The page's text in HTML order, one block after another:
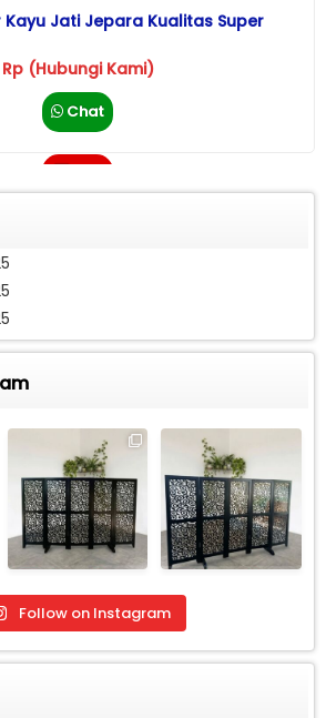
Jati Jepara Kualitas Super
Rp (Hubungi Kami)
Chat
Follow on Instagram